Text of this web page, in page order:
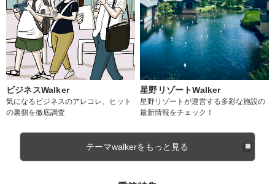
ビジネスWalker
気になるビジネスのアレコレ、ヒット
の裏側を徹底調査
星野リゾートWalker
星野リゾートが運営する多彩な施設の
最新情報をチェック！
テーマwalkerをもっと見る